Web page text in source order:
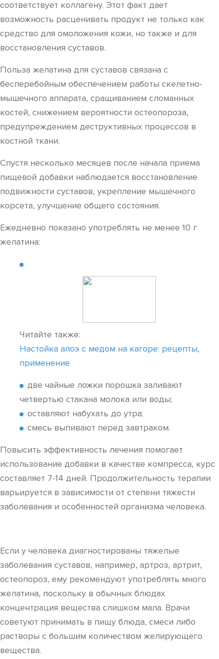
соответствует коллагену. Этот факт дает
возможность расценивать продукт не только как
средство для омоложения кожи, но также и для
восстановления суставов.
Польза желатина для суставов связана с
бесперебойным обеспечением работы скелетно-
мышечного аппарата, сращиванием сломанных
костей, снижением вероятности остеопороза,
предупреждением деструктивных процессов в
костной ткани.
Спустя несколько месяцев после начала приема
пищевой добавки наблюдается восстановление
подвижности суставов, укрепление мышечного
корсета, улучшение общего состояния.
Ежедневно показано употреблять не менее 10 г
желатина:
Читайте также:
Настойка алоэ с медом на кагоре: рецепты,
применение
две чайные ложки порошка заливают
четвертью стакана молока или воды;
оставляют набухать до утра;
смесь выпивают перед завтраком.
Повысить эффективность лечения помогает
использование добавки в качестве компресса, курс
составляет 7-14 дней. Продолжительность терапии
варьируется в зависимости от степени тяжести
заболевания и особенностей организма человека.
Если у человека диагностированы тяжелые
заболевания суставов, например, артроз, артрит,
остеопороз, ему рекомендуют употреблять много
желатина, поскольку в обычных блюдах
концентрация вещества слишком мала. Врачи
советуют принимать в пищу блюда, смеси либо
растворы с большим количеством желирующего
вещества.